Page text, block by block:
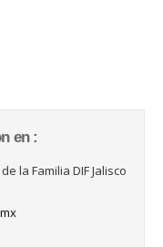
en :
la Familia DIF Jalisco